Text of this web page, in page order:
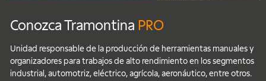
Conozca Tramontina PRO
Unidad responsable de la producción de herramientas manuales y
organizadores para trabajos de alto rendimiento en los segmentos
industrial, automotriz, eléctrico, agrícola, aeronáutico, entre otros.